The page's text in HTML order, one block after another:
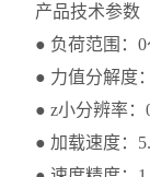
产品技术参数
● 负荷范围：0
● 力值分解度
● z小分辨率：
● 加载速度：